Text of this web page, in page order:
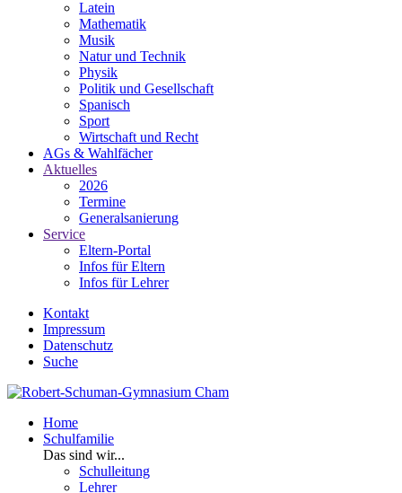
Latein
Mathematik
Musik
Natur und Technik
Physik
Politik und Gesellschaft
Spanisch
Sport
Wirtschaft und Recht
AGs & Wahlfächer
Aktuelles
2026
Termine
Generalsanierung
Service
Eltern-Portal
Infos für Eltern
Infos für Lehrer
Kontakt
Impressum
Datenschutz
Suche
Home
Schulfamilie
Das sind wir...
Schulleitung
Lehrer